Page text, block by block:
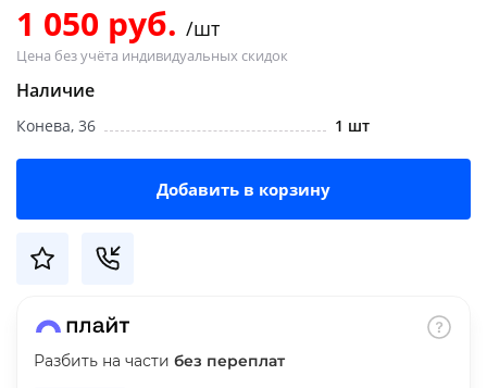
1 050 руб. /шт
Цена без учёта индивидуальных скидок
Наличие
Конева, 36 1 шт
Добавить в корзину
Разбить на части без переплат
Оплачивайте сегодня только
25% картой любого банка
Получайте товар
выбранный способом
Оставшиеся75% будут
списываться
25